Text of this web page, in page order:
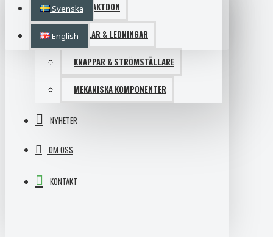
Svenska
English
KONTAKTDON
KABLAR & LEDNINGAR
KNAPPAR & STRÖMSTÄLLARE
MEKANISKA KOMPONENTER
NYHETER
OM OSS
KONTAKT